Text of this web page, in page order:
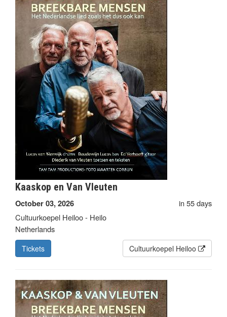
Kaaskop en Van Vleuten
October 03, 2026
in 55 days
Cultuurkoepel Heiloo - Heilo
Netherlands
Tickets Cultuurkoepel Heiloo